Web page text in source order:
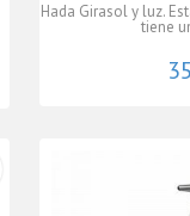
Hada Girasol y luz.
tiene